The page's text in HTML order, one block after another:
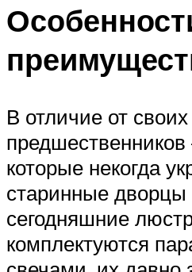
В отличие от своих
которые некогда
старинные дворцы
сегодняшние
комплектуются